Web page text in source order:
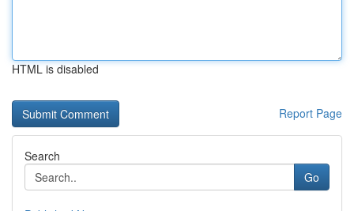
HTML is disabled
Report Page
Search
Go